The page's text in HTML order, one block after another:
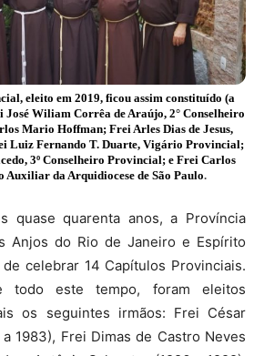
eleito em 2019, ficou assim constituído (a
Wiliam Corrêa de Araújo, 2° Conselheiro
Mario Hoffman; Frei Arles Dias de Jesus,
Luiz Fernando T. Duarte, Vigário Provincial;
3º Conselheiro Provincial; e Frei Carlos
Auxiliar da Arquidiocese de São Paulo.
quase quarenta anos, a Província
Anjos do Rio de Janeiro e Espírito
celebrar 14 Capítulos Provinciais.
todo este tempo, foram eleitos
os seguintes irmãos: Frei César
1983), Frei Dimas de Castro Neves